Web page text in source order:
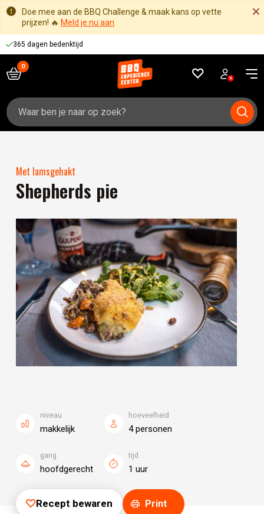
Doe mee aan de BBQ Challenge & maak kans op vette
prijzen! 🔥 Meld je nu aan
365 dagen bedenktijd
Zoeken
naar:
Met lamsgehakt
Shepherds pie
niveau
makkelijk
hoeveelheid
4 personen
gang
hoofdgerecht
tijd
1 uur
Recept bewaren Print